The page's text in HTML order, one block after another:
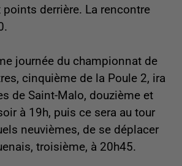
points derrière. La rencontre
journée du championnat de
cinquième de la Poule 2, ira
de Saint-Malo, douzième et
à 19h, puis ce sera au tour
neuvièmes, de se déplacer
troisième, à 20h45.